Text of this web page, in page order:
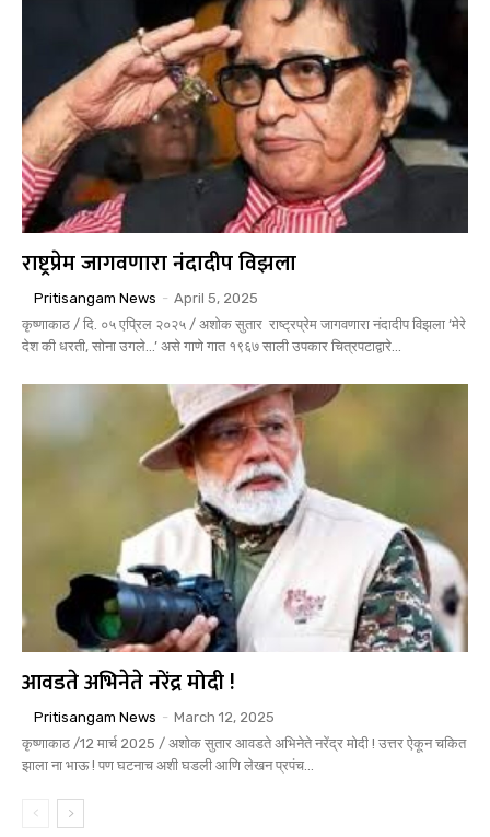
राष्ट्रप्रेम जागवणारा नंदादीप विझला
Pritisangam News - April 5, 2025
कृष्णाकाठ / दि. ०५ एप्रिल २०२५ / अशोक सुतार राष्ट्रप्रेम जागवणारा नंदादीप विझला ‘मेरे
देश की धरती, सोना उगले...’ असे गाणे गात १९६७ साली उपकार चित्रपटाद्वारे...
आवडते अभिनेते नरेंद्र मोदी !
Pritisangam News - March 12, 2025
कृष्णाकाठ /12 मार्च 2025 / अशोक सुतार आवडते अभिनेते नरेंद्र मोदी ! उत्तर ऐकून चकित
झाला ना भाऊ ! पण घटनाच अशी घडली आणि लेखन प्रपंच...